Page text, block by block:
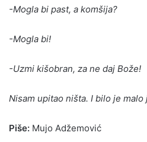
-Mogla bi past, a komšija?
-Mogla bi!
-Uzmi kišobran, za ne daj Bože!
Nisam upitao ništa. I bilo je malo
Piše: Mujo Adžemović